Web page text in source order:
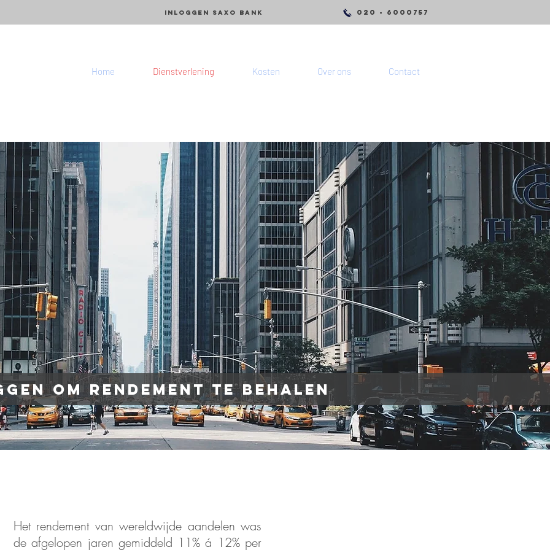
Inloggen SAXO Bank 020 - 6000757
Home Dienstverlening Kosten Over ons Contact
om rendement te behalen
Het rendement van wereldwijde aandelen was
de afgelopen jaren gemiddeld 11% á 12% per